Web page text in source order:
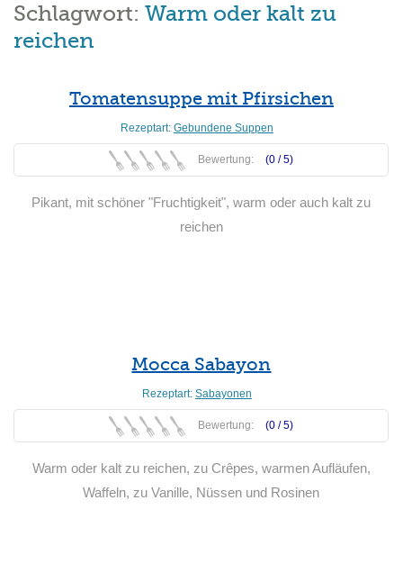
Schlagwort:Warm oder kalt zu
reichen
Tomatensuppe mit Pfirsichen
Rezeptart: Gebundene Suppen
Bewertung: (0 /5)
Pikant, mit schöner "Fruchtigkeit", warm oder auch kalt zu
reichen
Mocca Sabayon
Rezeptart: Sabayonen
Bewertung: (0 /5)
Warm oder kalt zu reichen, zu Crêpes, warmen Aufläufen,
Waffeln, zu Vanille, Nüssen und Rosinen